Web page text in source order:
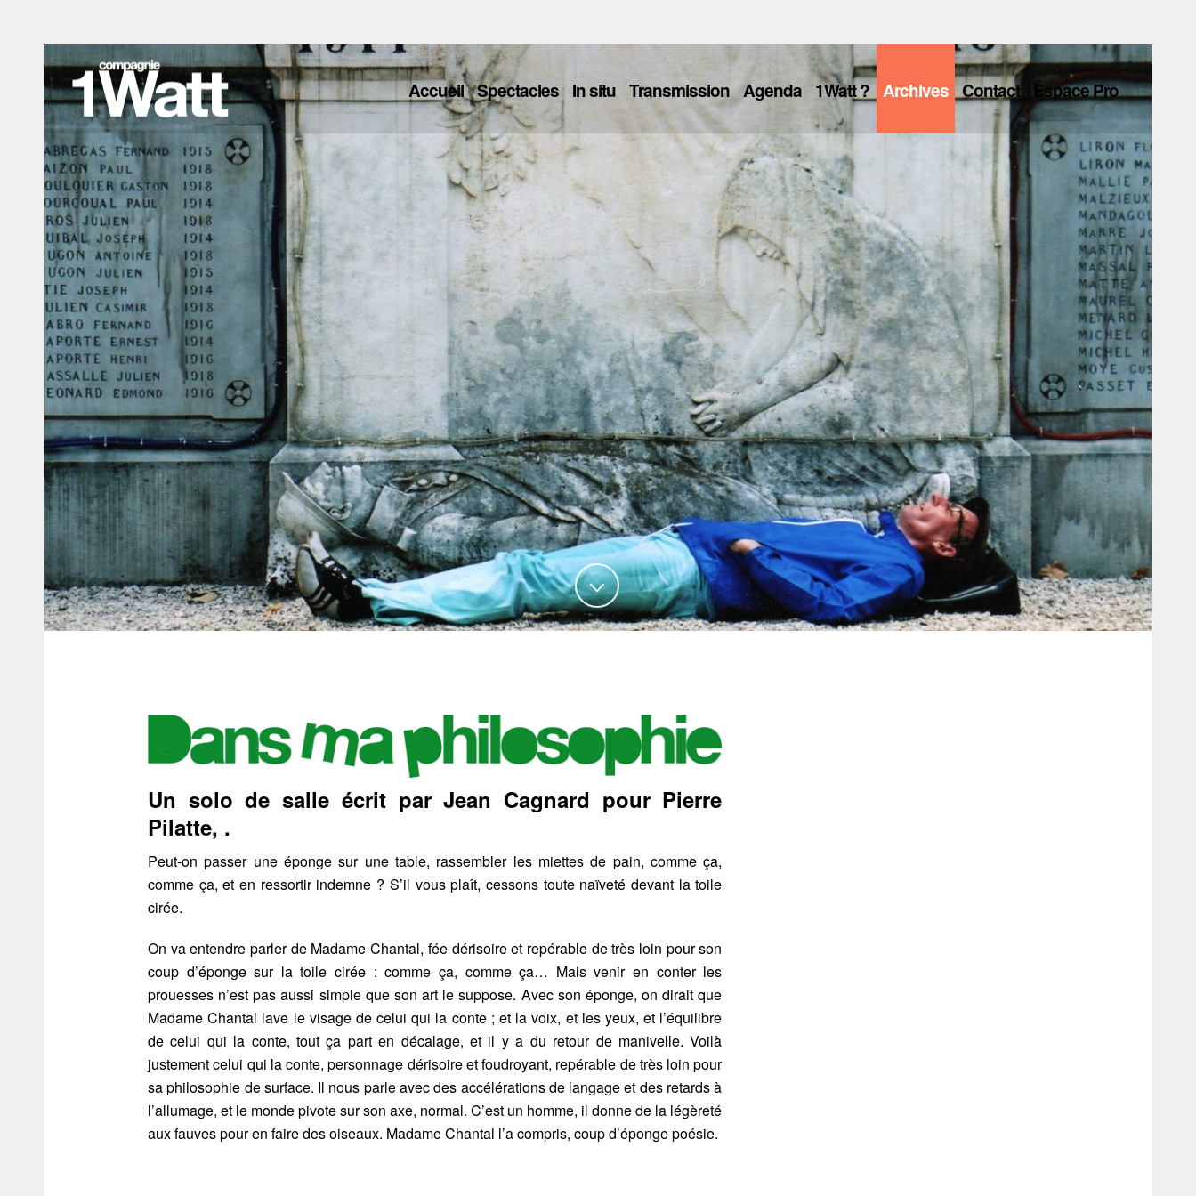
Accueil Spectacles In situ Transmission Agenda 1Watt ? Archives Contact Espace Pro
Un solo de salle écrit par Jean Cagnard pour Pierre
Pilatte, .
Peut-on passer une éponge sur une table, rassembler les miettes de pain, comme ça,
comme ça, et en ressortir indemne ? S’il vous plaît, cessons toute naïveté devant la toile
cirée.
On va entendre parler de Madame Chantal, fée dérisoire et repérable de très loin pour son
coup d’éponge sur la toile cirée : comme ça, comme ça… Mais venir en conter les
prouesses n’est pas aussi simple que son art le suppose. Avec son éponge, on dirait que
Madame Chantal lave le visage de celui qui la conte ; et la voix, et les yeux, et l’équilibre
de celui qui la conte, tout ça part en décalage, et il y a du retour de manivelle. Voilà
justement celui qui la conte, personnage dérisoire et foudroyant, repérable de très loin pour
sa philosophie de surface. Il nous parle avec des accélérations de langage et des retards à
l’allumage, et le monde pivote sur son axe, normal. C’est un homme, il donne de la légèreté
aux fauves pour en faire des oiseaux. Madame Chantal l’a compris, coup d’éponge poésie.